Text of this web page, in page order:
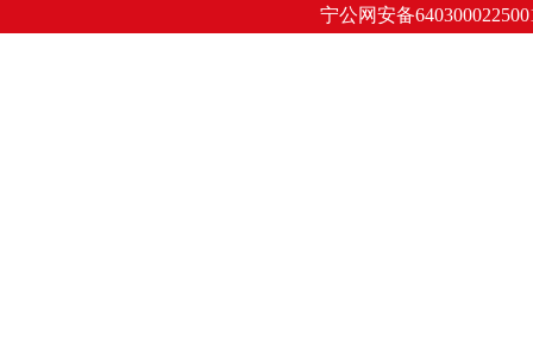
宁公网安备